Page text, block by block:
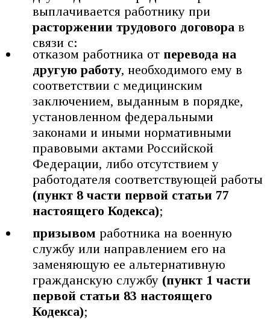
выплачивается работнику при
расторжении трудового договора в
связи с:
отказом работника от перевода на
другую работу, необходимого ему в
соответствии с медицинским
заключением, выданным в порядке,
установленном федеральными
законами и иными нормативными
правовыми актами Российской
Федерации, либо отсутствием у
работодателя соответствующей работы
(пункт 8 части первой статьи 77
настоящего Кодекса);
призывом работника на военную
службу или направлением его на
заменяющую ее альтернативную
гражданскую службу (пункт 1 части
первой статьи 83 настоящего
Кодекса);